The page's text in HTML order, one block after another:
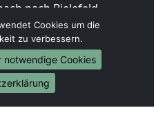
nach Bielefeld
nach Bonn
nach Münster
nach Brasilien
nach Brunei
Cookies um die
zu verbessern.
notwendige Cookies